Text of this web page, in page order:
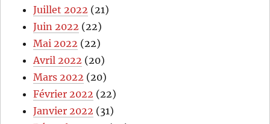
Juillet 2022 (21)
Juin 2022 (22)
Mai 2022 (22)
Avril 2022 (20)
Mars 2022 (20)
Février 2022 (22)
Janvier 2022 (31)